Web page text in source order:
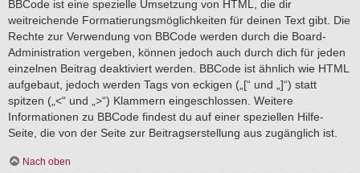
BBCode ist eine spezielle Umsetzung von HTML, die dir
weitreichende Formatierungsmöglichkeiten für deinen Text gibt. Die
Rechte zur Verwendung von BBCode werden durch die Board-
Administration vergeben, können jedoch auch durch dich für jeden
einzelnen Beitrag deaktiviert werden. BBCode ist ähnlich wie HTML
aufgebaut, jedoch werden Tags von eckigen („[“ und „]“) statt
spitzen („<“ und „>“) Klammern eingeschlossen. Weitere
Informationen zu BBCode findest du auf einer speziellen Hilfe-
Seite, die von der Seite zur Beitragserstellung aus zugänglich ist.
Nach oben